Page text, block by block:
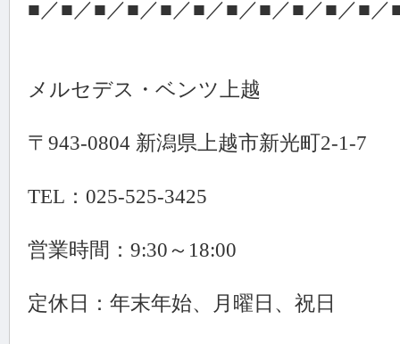
■／■／■／■／■／■／■／■／■／■／■／
メルセデス・ベンツ上越
〒943-0804 新潟県上越市新光町2-1-7
TEL：025-525-3425
営業時間：9:30～18:00
定休日：年末年始、月曜日、祝日